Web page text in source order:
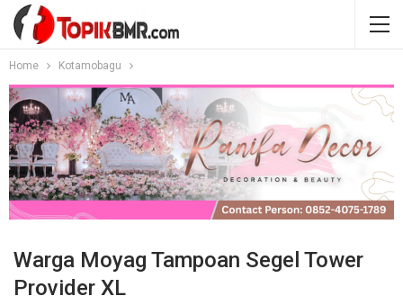
Home Kotamobagu
Warga Moyag Tampoan Segel Tower
Provider XL